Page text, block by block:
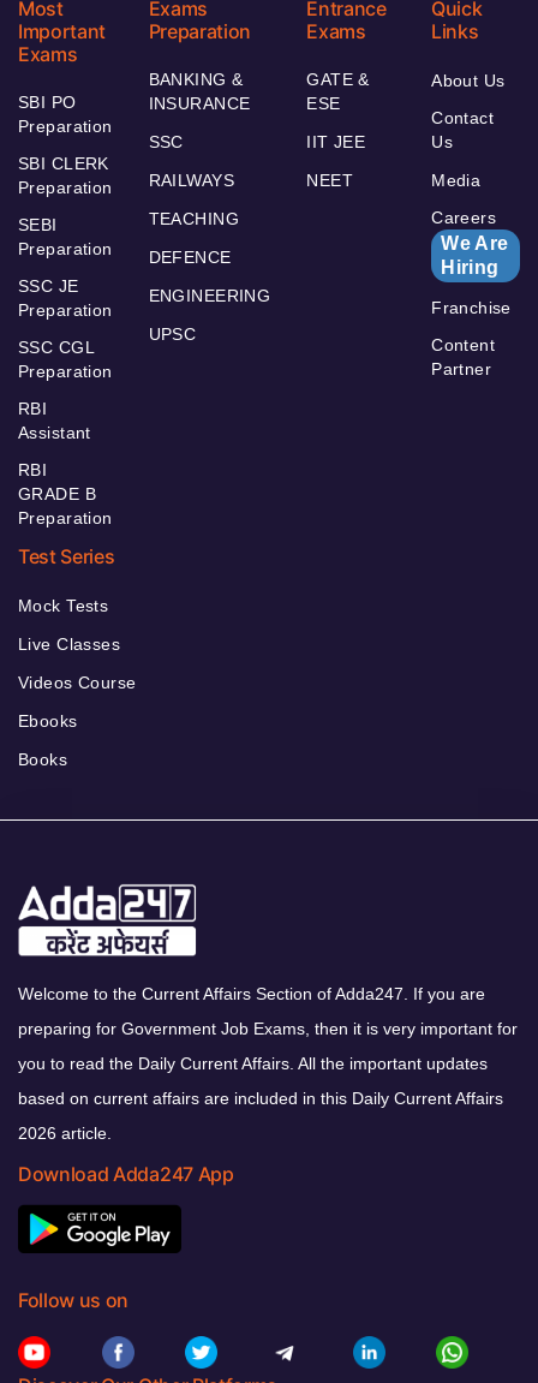
Most
Important
Exams
SBI PO
Preparation
SBI CLERK
Preparation
SEBI
Preparation
SSC JE
Preparation
SSC CGL
Preparation
RBI
Assistant
RBI
GRADE B
Preparation
Exams
Preparation
BANKING &
INSURANCE
SSC
RAILWAYS
TEACHING
DEFENCE
ENGINEERING
UPSC
Entrance
Exams
GATE &
ESE
IIT JEE
NEET
Quick
Links
About Us
Contact
Us
Media
Careers
We Are
Hiring
Franchise
Content
Partner
Test Series
Mock Tests
Live Classes
Videos Course
Ebooks
Books
Welcome to the Current Affairs Section of Adda247. If you are
preparing for Government Job Exams, then it is very important for
you to read the Daily Current Affairs. All the important updates
based on current affairs are included in this Daily Current Affairs
2026 article.
Download Adda247 App
Follow us on